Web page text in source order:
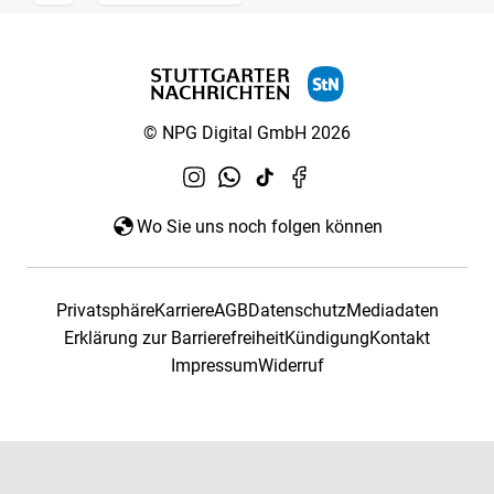
© NPG Digital GmbH 2026
Wo Sie uns noch folgen können
PrivatsphäreKarriereAGBDatenschutzMediadaten
Erklärung zur BarrierefreiheitKündigungKontakt
ImpressumWiderruf